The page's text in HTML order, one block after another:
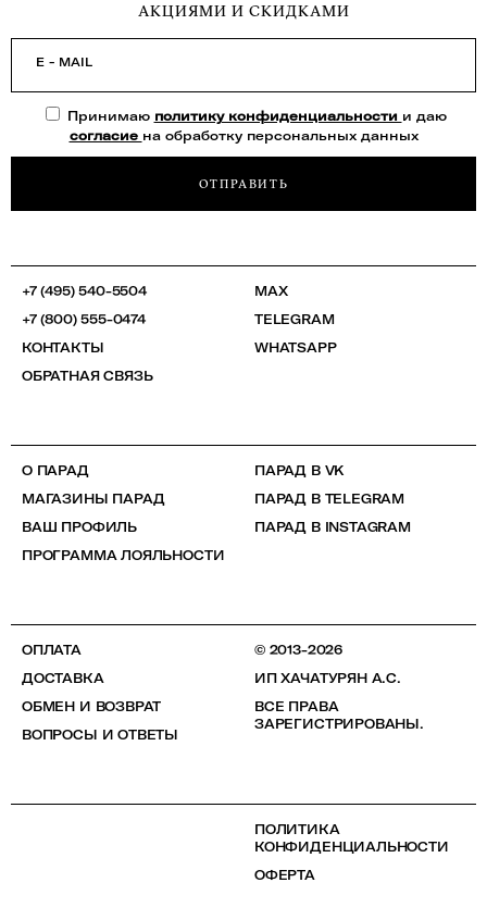
АКЦИЯМИ И СКИДКАМИ
E - MAIL
Принимаю политику конфиденциальности и даю
согласие на обработку персональных данных
ОТПРАВИТЬ
+7 (495) 540-5504
+7 (800) 555-0474
КОНТАКТЫ
ОБРАТНАЯ СВЯЗЬ
MAX
TELEGRAM
WHATSAPP
О ПАРАД
МАГАЗИНЫ ПАРАД
ВАШ ПРОФИЛЬ
ПРОГРАММА ЛОЯЛЬНОСТИ
ПАРАД В VK
ПАРАД В TELEGRAM
ПАРАД В INSTAGRAM
ОПЛАТА
ДОСТАВКА
ОБМЕН И ВОЗВРАТ
ВОПРОСЫ И ОТВЕТЫ
© 2013-2026
ИП ХАЧАТУРЯН А.С.
ВСЕ ПРАВА
ЗАРЕГИСТРИРОВАНЫ.
ПОЛИТИКА
КОНФИДЕНЦИАЛЬНОСТИ
ОФЕРТА